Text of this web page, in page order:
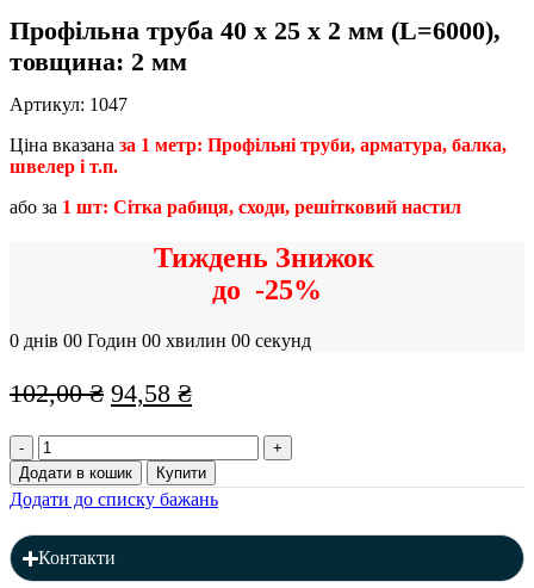
Профільна труба 40 x 25 x 2 мм (L=6000),
товщина: 2 мм
Артикул: 1047
Ціна вказана за 1 метр: Профільні труби, арматура, балка,
швелер і т.п.
або за 1 шт: Сітка рабиця, сходи, решітковий настил
Тиждень Знижок
до -25%
0 днів 00 Годин 00 хвилин 00 секунд
102,00₴ Оригінальна
102,00 ₴.
94,58 ₴Поточна
94,58 ₴.
Профільна
труба
40
x
25
x
Додати в кошик Купити
Додати до списку бажань
Контакти